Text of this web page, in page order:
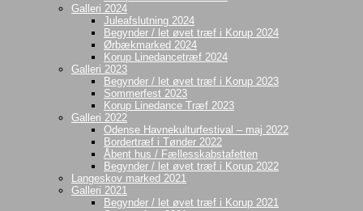
Galleri 2024
Juleafslutning 2024
Begynder / let øvet træf i Korup 2024
Ørbækmarked 2024
Korup Linedancetræf 2024
Galleri 2023
Begynder / let øvet træf i Korup 2023
Sommerfest 2023
Korup Linedance Træf 2023
Galleri 2022
Odense Havnekulturfestival – maj 2022
Bordertræf i Tønder 2022
Åbent hus / Fællesskabstafetten
Begynder / let øvet træf i Korup 2022
Langeskov marked 2021
Galleri 2021
Begynder / let øvet træf i Korup 2021